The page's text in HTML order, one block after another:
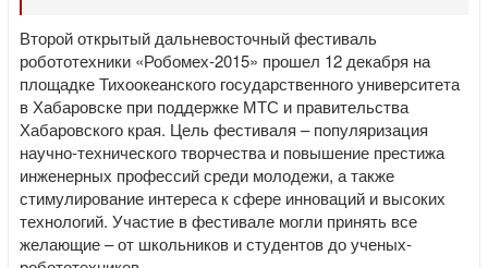
Второй открытый дальневосточный фестиваль
робототехники «Робомех-2015» прошел 12 декабря на
площадке Тихоокеанского государственного университета
в Хабаровске при поддержке МТС и правительства
Хабаровского края. Цель фестиваля – популяризация
научно-технического творчества и повышение престижа
инженерных профессий среди молодежи, а также
стимулирование интереса к сфере инноваций и высоких
технологий. Участие в фестивале могли принять все
желающие – от школьников и студентов до ученых-